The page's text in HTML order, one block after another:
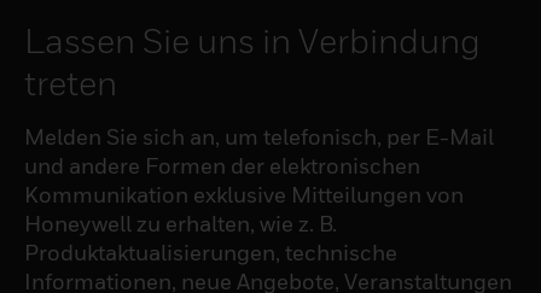
Lassen Sie uns in Verbindung
treten
Melden Sie sich an, um telefonisch, per E-Mail
und andere Formen der elektronischen
Kommunikation exklusive Mitteilungen von
Honeywell zu erhalten, wie z. B.
Produktaktualisierungen, technische
Informationen, neue Angebote, Veranstaltungen